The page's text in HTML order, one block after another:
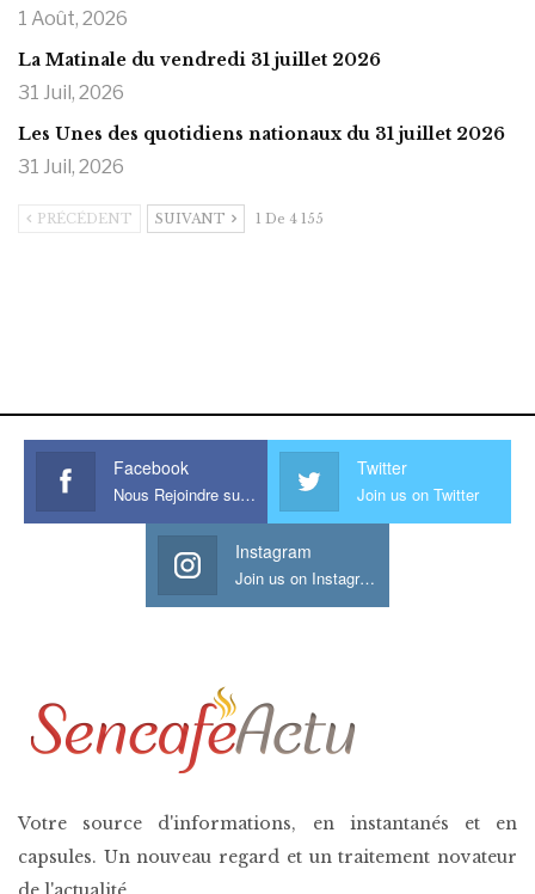
1 Août, 2026
La Matinale du vendredi 31 juillet 2026
31 Juil, 2026
Les Unes des quotidiens nationaux du 31 juillet 2026
31 Juil, 2026
PRÉCÉDENT SUIVANT 1 De 4 155
Facebook
Nous Rejoindre sur Facebook
Twitter
Join us on Twitter
Instagram
Join us on Instagram
Votre source d'informations, en instantanés et en
capsules. Un nouveau regard et un traitement novateur